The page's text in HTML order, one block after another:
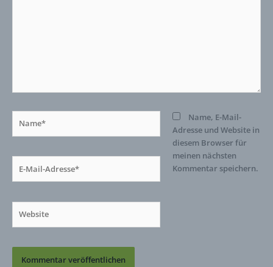
Mail-
Name, E-Mail-
Adresse und Website in
diesem Browser für
meinen nächsten
Kommentar speichern.